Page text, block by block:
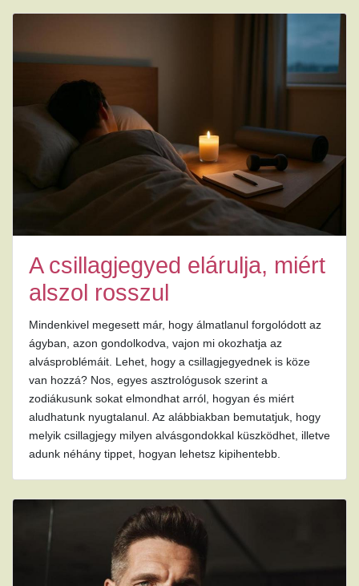
A csillagjegyed elárulja, miért
alszol rosszul
Mindenkivel megesett már, hogy álmatlanul forgolódott az
ágyban, azon gondolkodva, vajon mi okozhatja az
alvásproblémáit. Lehet, hogy a csillagjegyednek is köze
van hozzá? Nos, egyes asztrológusok szerint a
zodiákusunk sokat elmondhat arról, hogyan és miért
aludhatunk nyugtalanul. Az alábbiakban bemutatjuk, hogy
melyik csillagjegy milyen alvásgondokkal küszködhet, illetve
adunk néhány tippet, hogyan lehetsz kipihentebb.